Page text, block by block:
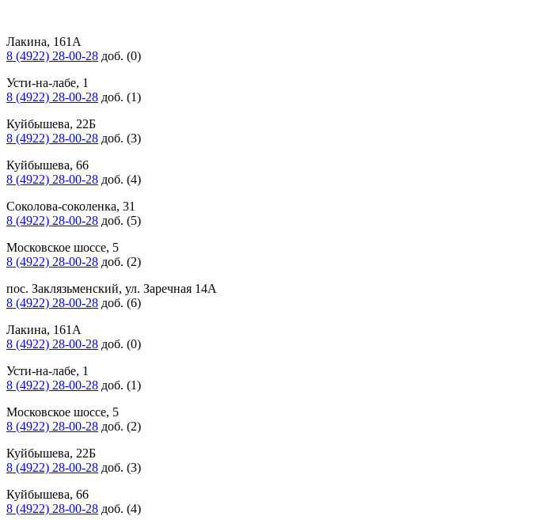
Лакина, 161А
8 (4922) 28-00-28 доб. (0)
Усти-на-лабе, 1
8 (4922) 28-00-28 доб. (1)
Куйбышева, 22Б
8 (4922) 28-00-28 доб. (3)
Куйбышева, 66
8 (4922) 28-00-28 доб. (4)
Соколова-соколенка, 31
8 (4922) 28-00-28 доб. (5)
Московское шоссе, 5
8 (4922) 28-00-28 доб. (2)
пос. Заклязьменский, ул. Заречная 14А
8 (4922) 28-00-28 доб. (6)
Лакина, 161А
8 (4922) 28-00-28 доб. (0)
Усти-на-лабе, 1
8 (4922) 28-00-28 доб. (1)
Московское шоссе, 5
8 (4922) 28-00-28 доб. (2)
Куйбышева, 22Б
8 (4922) 28-00-28 доб. (3)
Куйбышева, 66
8 (4922) 28-00-28 доб. (4)